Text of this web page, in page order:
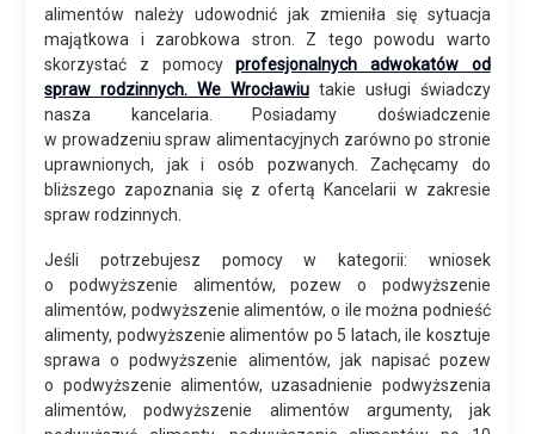
alimentów należy udowodnić jak zmieniła się sytuacja
majątkowa i zarobkowa stron. Z tego powodu warto
skorzystać z pomocyprofesjonalnych adwokatów od
spraw rodzinnych. We Wrocławiu takie usługi świadczy
nasza kancelaria. Posiadamy doświadczenie
w prowadzeniu spraw alimentacyjnych zarówno po stronie
uprawnionych, jak i osób pozwanych. Zachęcamy do
bliższego zapoznania się z ofertą Kancelarii w zakresie
spraw rodzinnych.
Jeśli potrzebujesz pomocy w kategorii: wniosek
o podwyższenie alimentów, pozew o podwyższenie
alimentów, podwyższenie alimentów, o ile można podnieść
alimenty, podwyższenie alimentów po 5 latach, ile kosztuje
sprawa o podwyższenie alimentów, jak napisać pozew
o podwyższenie alimentów, uzasadnienie podwyższenia
alimentów, podwyższenie alimentów argumenty, jak